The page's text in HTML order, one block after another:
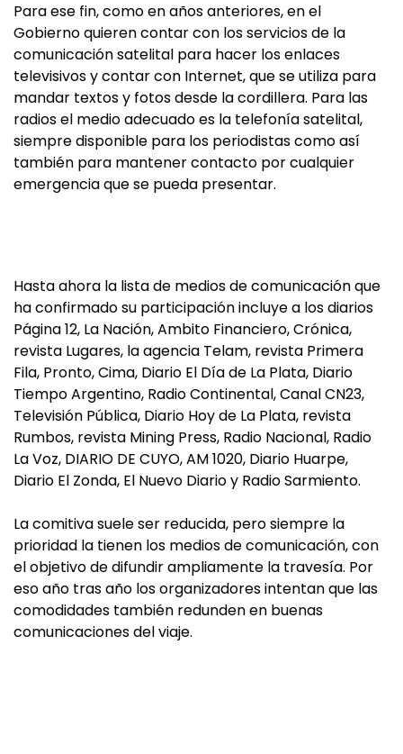
Para ese fin, como en años anteriores, en el
Gobierno quieren contar con los servicios de la
comunicación satelital para hacer los enlaces
televisivos y contar con Internet, que se utiliza para
mandar textos y fotos desde la cordillera. Para las
radios el medio adecuado es la telefonía satelital,
siempre disponible para los periodistas como así
también para mantener contacto por cualquier
emergencia que se pueda presentar.
Hasta ahora la lista de medios de comunicación que
ha confirmado su participación incluye a los diarios
Página 12, La Nación, Ambito Financiero, Crónica,
revista Lugares, la agencia Telam, revista Primera
Fila, Pronto, Cima, Diario El Día de La Plata, Diario
Tiempo Argentino, Radio Continental, Canal CN23,
Televisión Pública, Diario Hoy de La Plata, revista
Rumbos, revista Mining Press, Radio Nacional, Radio
La Voz, DIARIO DE CUYO, AM 1020, Diario Huarpe,
Diario El Zonda, El Nuevo Diario y Radio Sarmiento.
La comitiva suele ser reducida, pero siempre la
prioridad la tienen los medios de comunicación, con
el objetivo de difundir ampliamente la travesía. Por
eso año tras año los organizadores intentan que las
comodidades también redunden en buenas
comunicaciones del viaje.